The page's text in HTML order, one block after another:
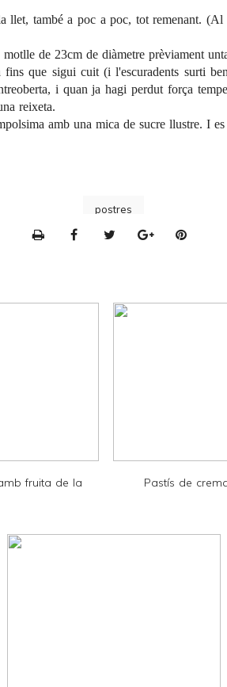
llet, també a poc a poc, tot remenant. (Al
de 23cm de diàmetre prèviament
fins que sigui cuit (i l'escuradents surti
i quan ja hagi perdut força
reixeta.
amb una mica de sucre llustre. I
postres
n
fruita de la
Pastís de